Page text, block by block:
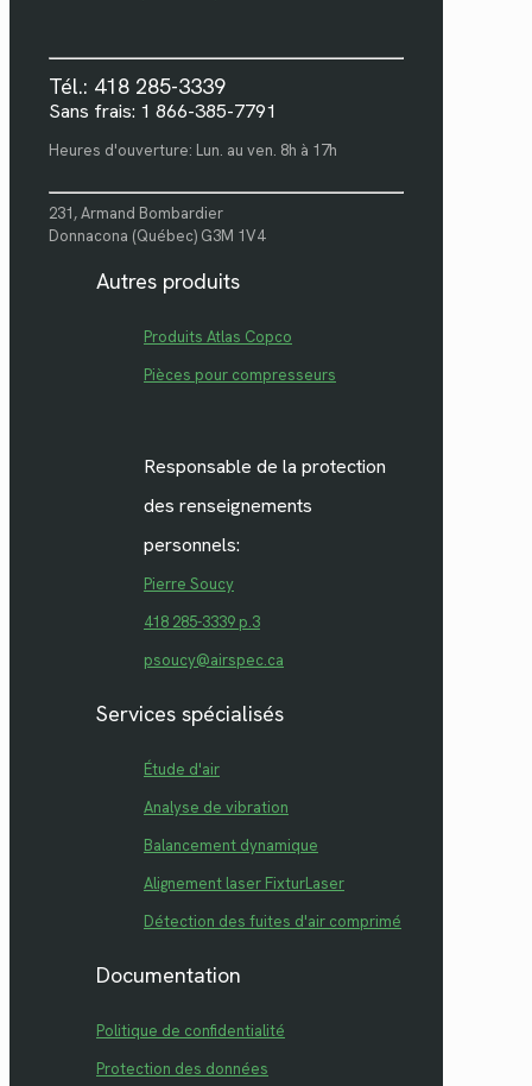
Tél.: 418 285-3339
Sans frais: 1 866-385-7791
Heures d'ouverture: Lun. au ven. 8h à 17h
231, Armand Bombardier
Donnacona (Québec) G3M 1V4
Autres produits
Produits Atlas Copco
Pièces pour compresseurs
Responsable de la protection
des renseignements
personnels:
Pierre Soucy
418 285-3339 p.3
psoucy@airspec.ca
Services spécialisés
Étude d'air
Analyse de vibration
Balancement dynamique
Alignement laser FixturLaser
Détection des fuites d'air comprimé
Documentation
Politique de confidentialité
Protection des données